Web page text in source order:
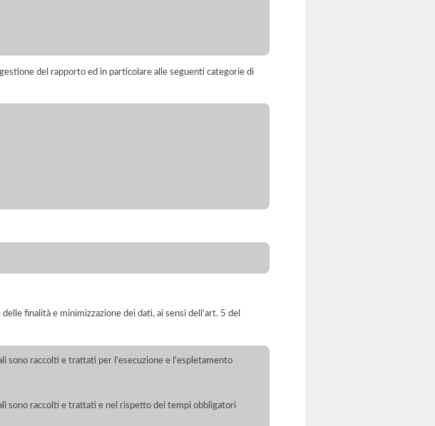
del rapporto ed in particolare alle seguenti categorie di
finalità e minimizzazione dei dati, ai sensi dell’art. 5 del
sono raccolti e trattati per l'esecuzione e l'espletamento
sono raccolti e trattati e nel rispetto dei tempi obbligatori